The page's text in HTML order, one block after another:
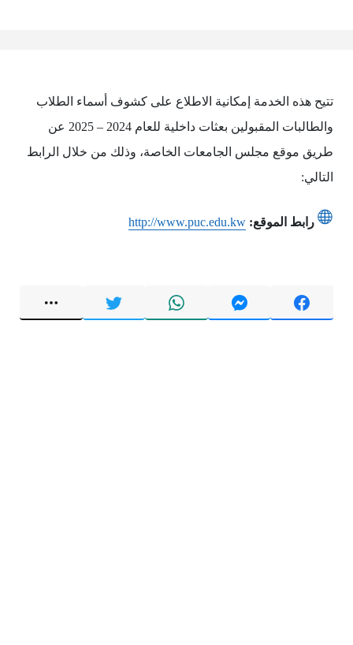
تتيح هذه الخدمة إمكانية الاطلاع على كشوف أسماء الطلاب
والطالبات المقبولين بعثات داخلية للعام 2024 – 2025 عن
طريق موقع مجلس الجامعات الخاصة، وذلك من خلال الرابط
التالي:
رابط الموقع: http://www.puc.edu.kw